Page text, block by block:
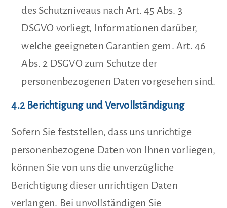
des Schutzniveaus nach Art. 45 Abs. 3
DSGVO vorliegt, Informationen darüber,
welche geeigneten Garantien gem. Art. 46
Abs. 2 DSGVO zum Schutze der
personenbezogenen Daten vorgesehen sind.
4.2 Berichtigung und Vervollständigung
Sofern Sie feststellen, dass uns unrichtige
personenbezogene Daten von Ihnen vorliegen,
können Sie von uns die unverzügliche
Berichtigung dieser unrichtigen Daten
verlangen. Bei unvollständigen Sie